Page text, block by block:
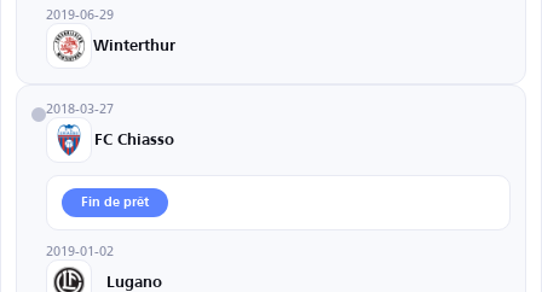
2019-06-29
Winterthur
2018-03-27
FC Chiasso
Fin de prêt
2019-01-02
Lugano